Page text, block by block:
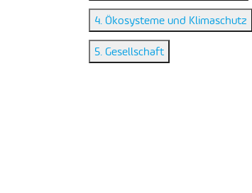
4. Ökosysteme und Klimaschutz
5. Gesellschaft